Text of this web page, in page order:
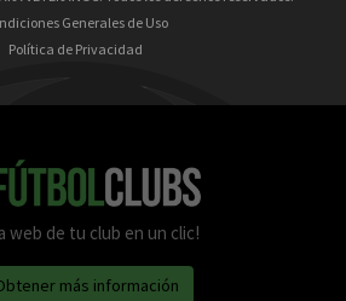
Generales de Uso
Política de Privacidad
web de tu club en un clic!
más información